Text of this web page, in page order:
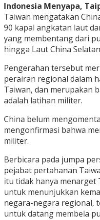
Indonesia Menyapa,
Taiwan mengatakan
90 kapal angkatan laut
yang membentang dari
hingga Laut China
Pengerahan tersebut
perairan regional dalam
Taiwan, dan merupakan
adalah latihan militer.
China belum
mengonfirmasi bahwa
militer.
Berbicara pada jumpa
pejabat pertahanan
itu tidak hanya
untuk menunjukkan
negara-negara regional,
untuk datang membela